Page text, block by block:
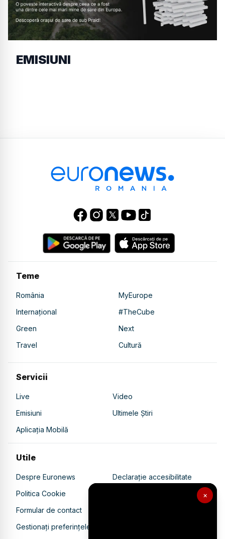
×
EMISIUNI
Teme
România
MyEurope
Internațional
#TheCube
Green
Next
Travel
Cultură
Servicii
Live
Video
Emisiuni
Ultimele Știri
Aplicația Mobilă
Utile
Despre Euronews
Declarație accesibilitate
Politica Cookie
Politica de confidențialitate
Formular de contact
Gestionați preferințele